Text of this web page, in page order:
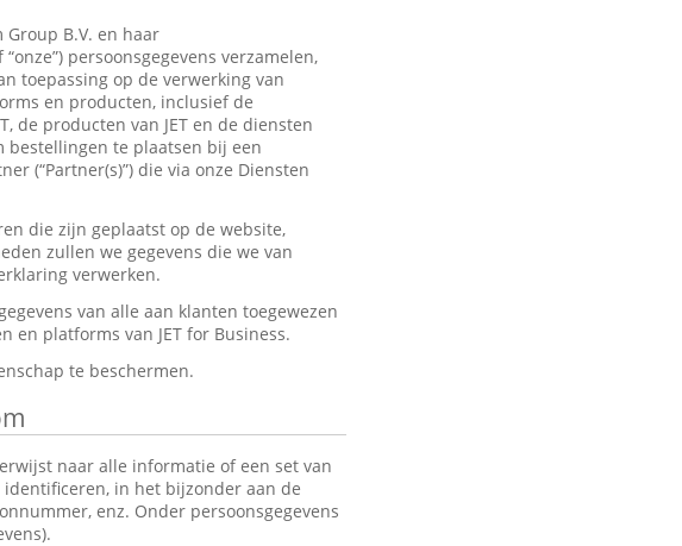
Group B.V. en haar
persoonsgegevens verzamelen,
toepassing op de verwerking van
en producten, inclusief de
de producten van JET en de diensten
bestellingen te plaatsen bij een
(“Partner(s)”) die via onze Diensten
die zijn geplaatst op de website,
zullen we gegevens die we van
verwerken.
van alle aan klanten toegewezen
en platforms van JET for Business.
te beschermen.
naar alle informatie of een set van
in het bijzonder aan de
enz. Onder persoonsgegevens